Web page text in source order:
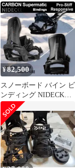
BLACK L 新品未使用
¥82,500
スノーボード バイン ビ
ンディング NIDECKER
CARBON SUPERMATIC
2027 ナイデッカー カー
ボン スーパーマチック
Binding ドロップイン
カーボン